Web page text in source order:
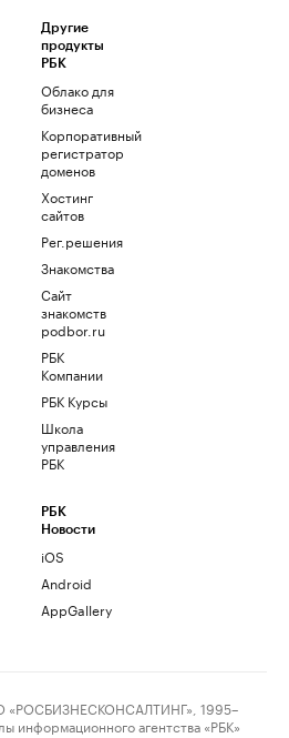
Другие
продукты
РБК
Облако для
бизнеса
Корпоративный
регистратор
доменов
Хостинг
сайтов
Рег.решения
Знакомства
Сайт
знакомств
podbor.ru
РБК
Компании
РБК Курсы
Школа
управления
РБК
РБК
Новости
iOS
Android
AppGallery
1995–
информационного агентства «РБК»